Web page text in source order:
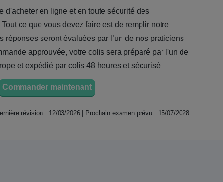
d'acheter en ligne et en toute sécurité des
ce que vous devez faire est de remplir notre
réponses seront évaluées par l’un de nos praticiens
approuvée, votre colis sera préparé par l'un de
et expédié par colis 48 heures et sécurisé
Commander maintenant
révision: 12/03/2026 | Prochain examen prévu: 15/07/2028